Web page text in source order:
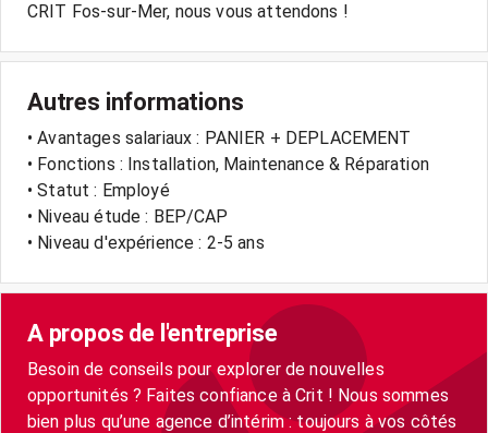
CRIT Fos-sur-Mer, nous vous attendons !
Autres informations
• Avantages salariaux : PANIER + DEPLACEMENT
• Fonctions : Installation, Maintenance & Réparation
• Statut : Employé
• Niveau étude : BEP/CAP
• Niveau d'expérience : 2-5 ans
A propos de l'entreprise
Besoin de conseils pour explorer de nouvelles
opportunités ? Faites confiance à Crit ! Nous sommes
bien plus qu’une agence d’intérim : toujours à vos côtés